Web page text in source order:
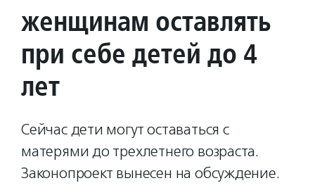
женщинам оставлять
при себе детей до 4
лет
Сейчас дети могут оставаться с
матерями до трехлетнего возраста.
Законопроект вынесен на обсуждение.